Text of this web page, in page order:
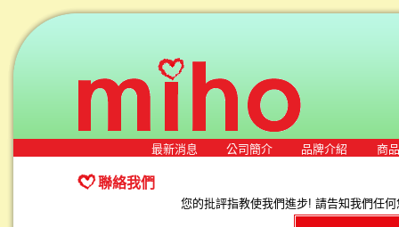
最新消息 公司簡介 品牌介紹 商
聯絡我們
您的批評指教使我們進步! 請告知我們任